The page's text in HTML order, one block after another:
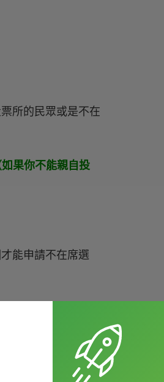
所的民眾或是不在
果你不能親自投
能申請不在席選
記的選民都可以取